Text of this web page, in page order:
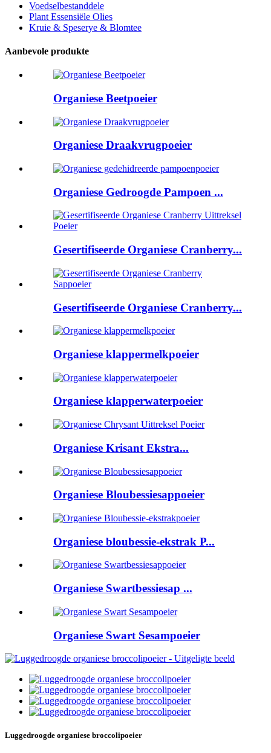
Voedselbestanddele
Plant Essensiële Olies
Kruie & Speserye & Blomtee
Aanbevole produkte
Organiese Beetpoeier
Organiese Draakvrugpoeier
Organiese Gedroogde Pampoen ...
Gesertifiseerde Organiese Cranberry...
Gesertifiseerde Organiese Cranberry...
Organiese klappermelkpoeier
Organiese klapperwaterpoeier
Organiese Krisant Ekstra...
Organiese Bloubessiesappoeier
Organiese bloubessie-ekstrak P...
Organiese Swartbessiesap ...
Organiese Swart Sesampoeier
Luggedroogde organiese broccolipoeier